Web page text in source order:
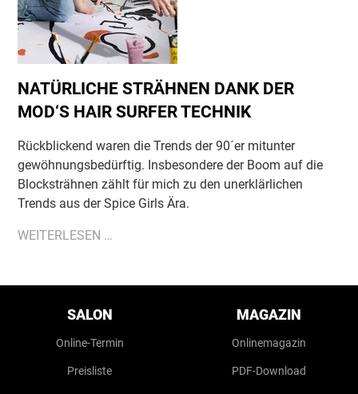
NATÜRLICHE STRÄHNEN DANK DER
MOD‘S HAIR SURFER TECHNIK
Rückblickend waren die Trends der 90´er mitunter
gewöhnungsbedürftig. Insbesondere der Boom auf die
Blocksträhnen zählt für mich zu den unerklärlichen
Trends aus der Spice Girls Ära.
WEITERLESEN …
MOD‘S
SURFER
TECHNIK
überspringen
SALON
Online-Termin
Preisliste
MAGAZIN
Onlinemagazin
PDF-Download